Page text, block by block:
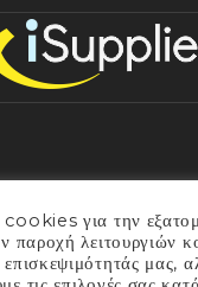
ΓΕΝΙΚΌ ΝΟΣΟΚΟΜΕΊΟ
για την
παροχή λειτουργιών
μας,